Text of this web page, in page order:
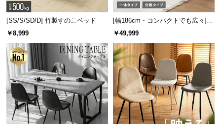
[SS/S/SD/D] 竹製すのこベッド
￥8,999
[幅186cm・コンパクトでも広々] 3
人掛けソファベッド リクライニン
グ 天然木フレーム 北欧
￥49,999